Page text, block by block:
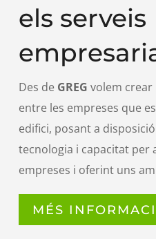
els serveis
Des de GREG volem crear
entre les empreses que
edifici, posant a
tecnologia i capacitat per
empreses i oferint uns
MÉS